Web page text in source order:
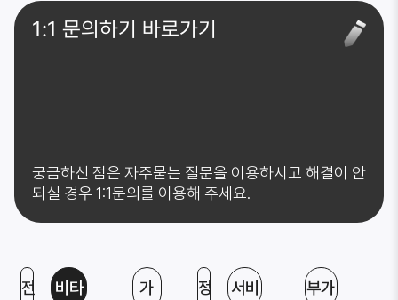
1:1 문의하기 바로가기
궁금하신 점은 자주묻는 질문을 이용하시고 해결이 안
되실 경우 1:1문의를 이용해 주세요.
전
비타
가
정
서비
부가